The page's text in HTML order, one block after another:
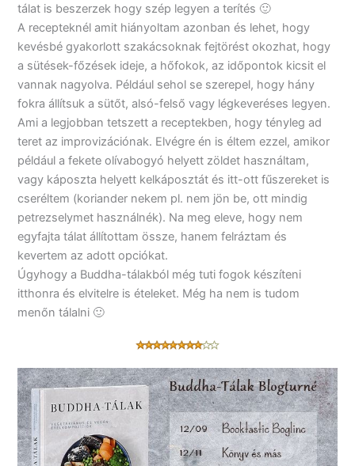
tálat is beszerzek hogy szép legyen a terítés 🙂
A recepteknél amit hiányoltam azonban és lehet, hogy
kevésbé gyakorlott szakácsoknak fejtörést okozhat, hogy
a sütések-főzések ideje, a hőfokok, az időpontok kicsit el
vannak nagyolva. Például sehol se szerepel, hogy hány
fokra állítsuk a sütőt, alsó-felső vagy légkeveréses legyen.
Ami a legjobban tetszett a receptekben, hogy tényleg ad
teret az improvizációnak. Elvégre én is éltem ezzel, amikor
például a fekete olívabogyó helyett zöldet használtam,
vagy káposzta helyett kelkáposztát és itt-ott fűszereket is
cseréltem (koriander nekem pl. nem jön be, ott mindig
petrezselymet használnék). Na meg eleve, hogy nem
egyfajta tálat állítottam össze, hanem felráztam és
kevertem az adott opciókat.
Úgyhogy a Buddha-tálakból még tuti fogok készíteni
itthonra és elvitelre is ételeket. Még ha nem is tudom
menőn tálalni 🙂